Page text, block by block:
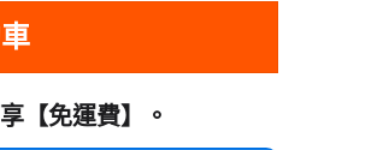
【免運費】 。